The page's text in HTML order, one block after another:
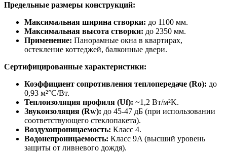
Предельные размеры конструкций:
Максимальная ширина створки: до 1100 мм.
Максимальная высота створки: до 2350 мм.
Применение: Панорамные окна в квартирах,
остекление коттеджей, балконные двери.
Сертифицированные характеристики:
Коэффициент сопротивления теплопередаче (Ro): до
0,93 м²°C/Вт.
Теплоизоляция профиля (Uf): ~1,2 Вт/м²K.
Звукоизоляция (Rw): до 45-47 дБ (при использовании
соответствующего стеклопакета).
Воздухопроницаемость: Класс 4.
Водонепроницаемость: Класс 9A (высший уровень
защиты от ливневого дождя).